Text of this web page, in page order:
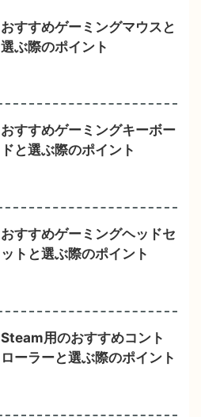
おすすめゲーミングマウスと
選ぶ際のポイント
おすすめゲーミングキーボー
ドと選ぶ際のポイント
おすすめゲーミングヘッドセ
ットと選ぶ際のポイント
Steam用のおすすめコント
ローラーと選ぶ際のポイント